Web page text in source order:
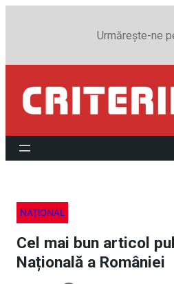
Urmărește-ne
NAȚIONAL
Cel mai bun articol
Națională a României